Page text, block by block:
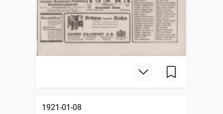
1921-01-08